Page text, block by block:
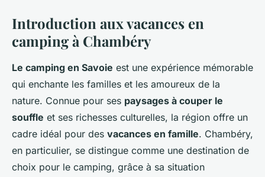
Introduction aux vacances en
camping à Chambéry
Le camping en Savoie est une expérience mémorable
qui enchante les familles et les amoureux de la
nature. Connue pour ses paysages à couper le
souffle et ses richesses culturelles, la région offre un
cadre idéal pour des vacances en famille. Chambéry,
en particulier, se distingue comme une destination de
choix pour le camping, grâce à sa situation